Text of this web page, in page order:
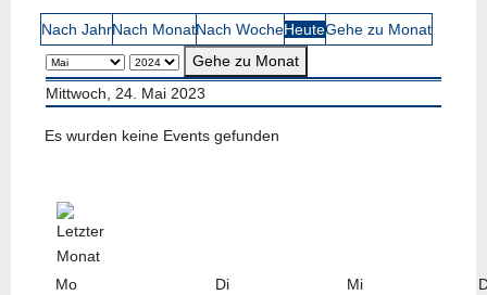
Nach JahrNach MonatNach WocheHeuteGehe zu Monat
Gehe zu Monat
Mittwoch, 24. Mai 2023
Es wurden keine Events gefunden
Mo Di Mi